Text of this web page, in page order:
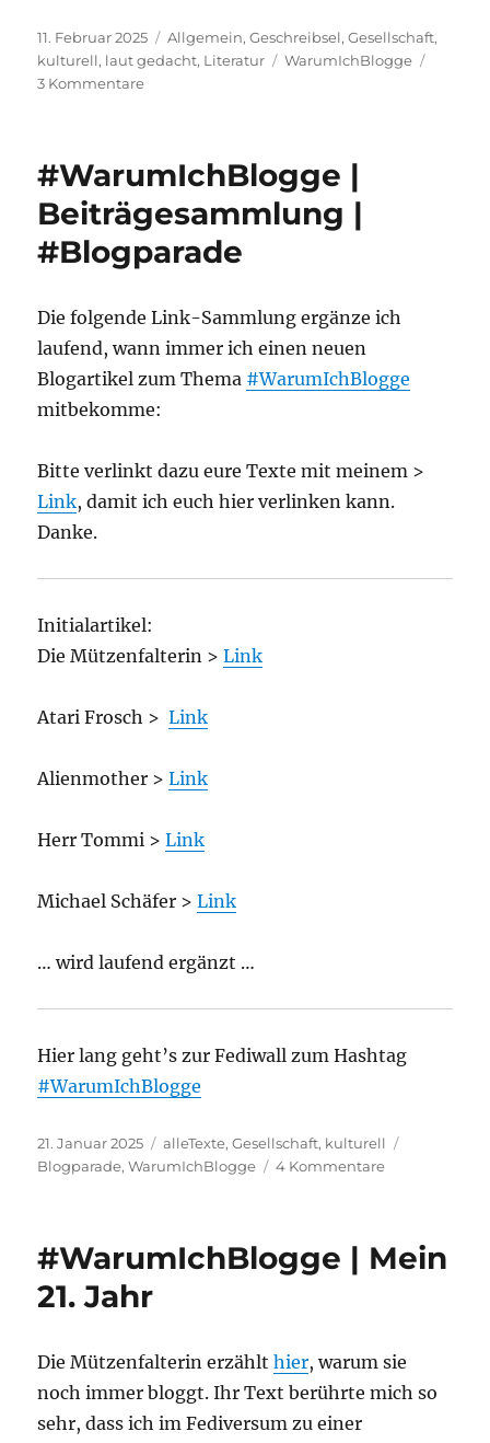
Veröffentlicht
am
11. Februar 2025 Kategorien
Allgemein,Geschreibsel,Gesellschaft,
kulturell, laut gedacht, Literatur Schlagwörter
WarumIchBlogge
3 Kommentarezu
#WarumIchBlogge |
Beiträgesammlung |
#Blogparade
Die folgende Link-Sammlung ergänze ich
laufend, wann immer ich einen neuen
Blogartikel zum Thema #WarumIchBlogge
mitbekomme:
Bitte verlinkt dazu eure Texte mit meinem >
Link, damit ich euch hier verlinken kann.
Danke.
Initialartikel:
Die Mützenfalterin >Link
Atari Frosch >Link
Alienmother >Link
Herr Tommi >Link
Michael Schäfer >Link
… wird laufend ergänzt …
Hier lang geht’s zur Fediwall zum Hashtag
#WarumIchBlogge
Veröffentlicht
am
21. Januar 2025 Kategorien
alleTexte,Gesellschaft, kulturell
Blogparade,WarumIchBlogge 4 Kommentarezu
|
#WarumIchBlogge | Mein
21. Jahr
Die Mützenfalterin erzählthier, warum sie
noch immer bloggt. Ihr Text berührte mich so
sehr, dass ich im Fediversum zu einer